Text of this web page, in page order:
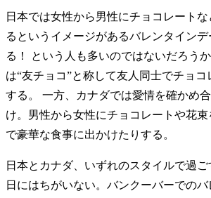
日本では女性から男性にチョコレート
るというイメージがあるバレンタイン
る！ という人も多いのではないだろう
は“友チョコ”と称して友人同士でチョコ
する。 一方、カナダでは愛情を確かめ
け。男性から女性にチョコレートや花束
で豪華な食事に出かけたりする。
日本とカナダ、いずれのスタイルで過
日にはちがいない。バンクーバーでの